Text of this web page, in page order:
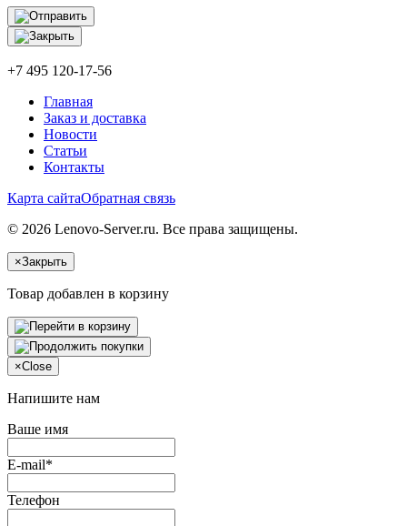
+7 495 120-17-56
Главная
Заказ и доставка
Новости
Статьи
Контакты
Карта сайтаОбратная связь
© 2026 Lenovo-Server.ru. Все права защищены.
×Закрыть
Товар добавлен в корзину
×Close
Напишите нам
Ваше имя
E-mail*
Телефон